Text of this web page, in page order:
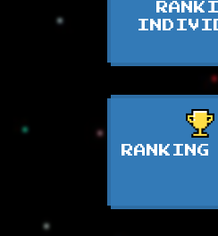
RANKING